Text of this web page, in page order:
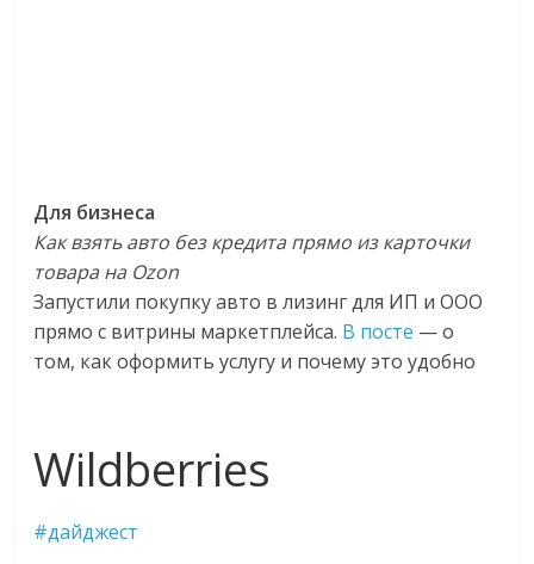
Для бизнеса
Как взять авто без кредита прямо из карточки
товара на Ozon
Запустили покупку авто в лизинг для ИП и ООО
прямо с витрины маркетплейса. В посте — о
том, как оформить услугу и почему это удобно
Wildberries
#дайджест